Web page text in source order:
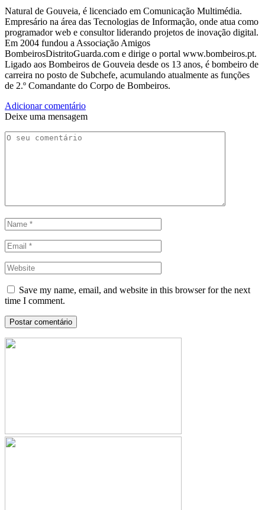
Natural de Gouveia, é licenciado em Comunicação Multimédia.
Empresário na área das Tecnologias de Informação, onde atua como
programador web e consultor liderando projetos de inovação digital.
Em 2004 fundou a Associação Amigos
BombeirosDistritoGuarda.com e dirige o portal www.bombeiros.pt.
Ligado aos Bombeiros de Gouveia desde os 13 anos, é bombeiro de
carreira no posto de Subchefe, acumulando atualmente as funções
de 2.º Comandante do Corpo de Bombeiros.
Adicionar comentário
Deixe uma mensagem
Save my name, email, and website in this browser for the next
time I comment.